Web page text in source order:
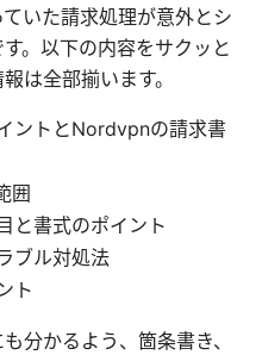
いた請求処理が意外とシ
。以下の内容をサクッと
は全部揃います。
ントとNordvpnの請求書
囲
と書式のポイント
ブル対処法
ト
分かるよう、箇条書き、